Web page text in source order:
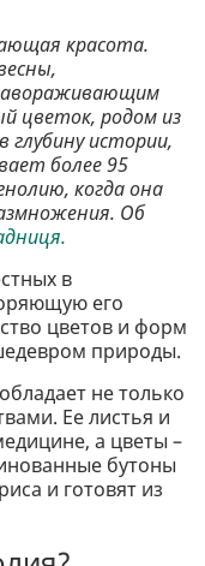
красота.
цветок, родом из
глубину истории,
более 95
когда она
Об
в
его
цветов и форм
природы.
не только
Ее листья и
а цветы –
бутоны
и готовят из